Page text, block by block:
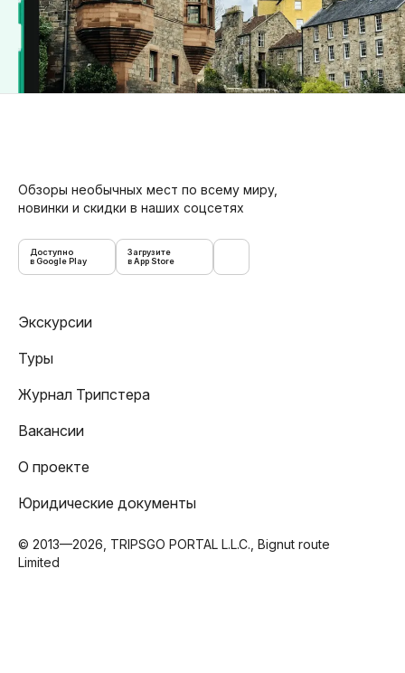
Обзоры необычных мест по всему миру,
новинки и скидки в наших соцсетях
Доступно
в Google Play
Загрузите
в App Store
Экскурсии
Туры
Журнал Трипстера
Вакансии
О проекте
Юридические документы
© 2013—2026, TRIPSGO PORTAL L.L.C., Bignut route
Limited